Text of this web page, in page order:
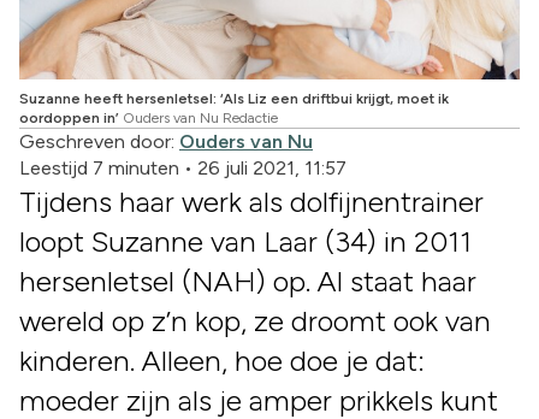
Suzanne heeft hersenletsel: ‘Als Liz een driftbui krijgt, moet ik
oordoppen in’ Ouders van Nu Redactie
Geschreven door: Ouders van Nu
Leestijd 7 minuten • 26 juli 2021, 11:57
Tijdens haar werk als dolfijnentrainer
loopt Suzanne van Laar (34) in 2011
hersenletsel (NAH) op. Al staat haar
wereld op z’n kop, ze droomt ook van
kinderen. Alleen, hoe doe je dat:
moeder zijn als je amper prikkels kunt